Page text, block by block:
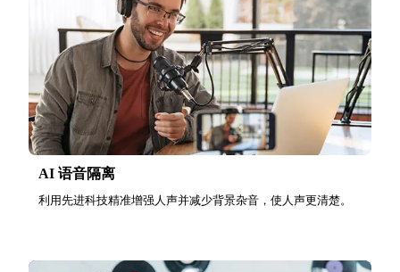
AI 语音隔离
利用先进科技精准增强人声并减少背景杂音，使人声更清楚。